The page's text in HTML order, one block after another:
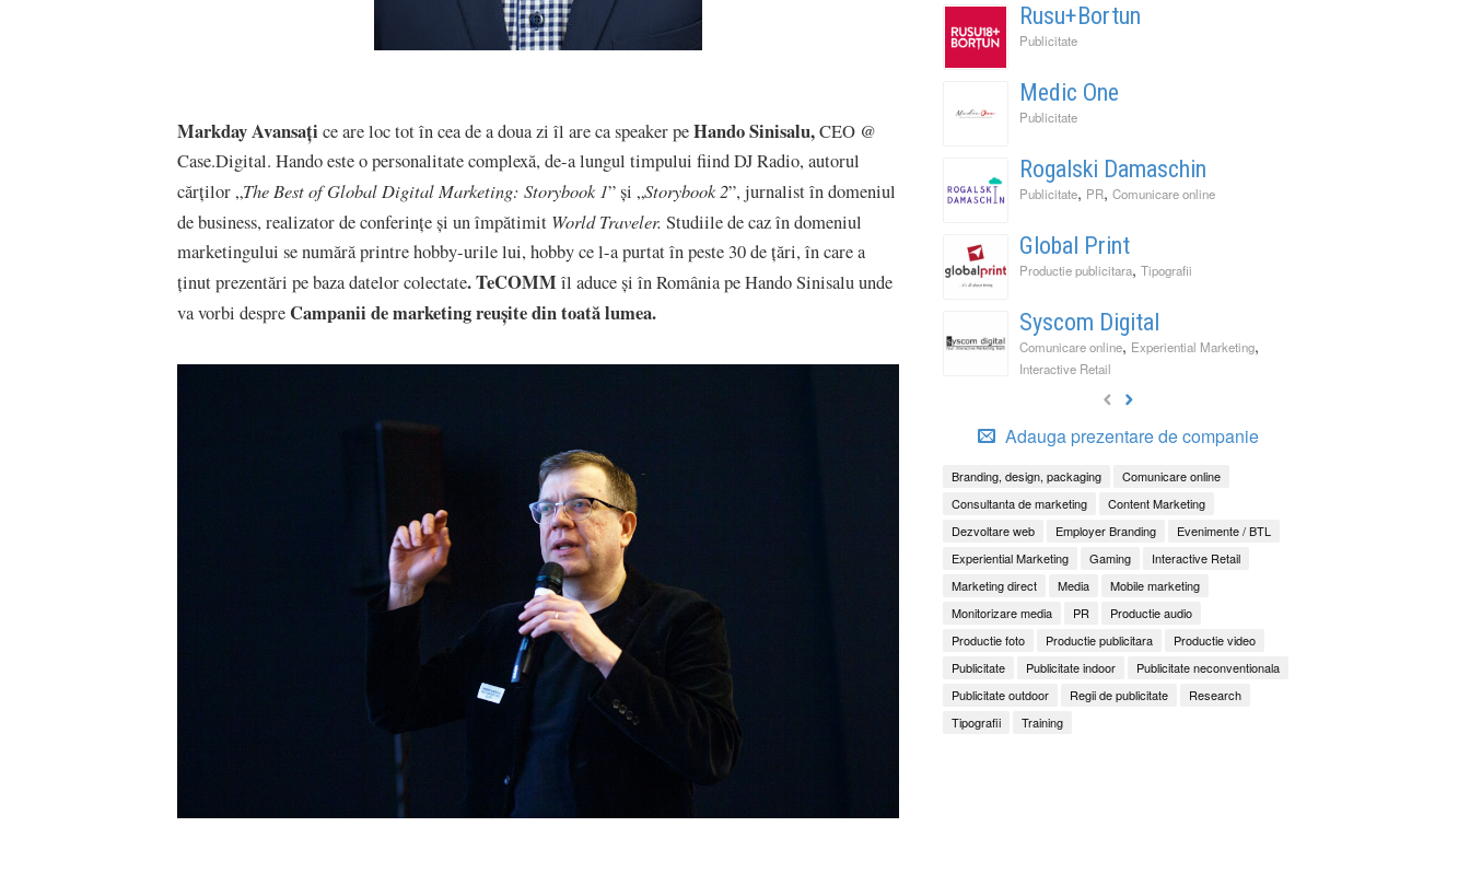
Markday Avansați ce are loc tot în cea de a doua zi îl are ca speaker peHando Sinisalu,CEO @
Case.Digital. Hando este o personalitate complexă, de-a lungul timpului fiind DJ Radio, autorul
cărților „The Best of Global Digital Marketing: Storybook 1” și „Storybook 2”, jurnalist în domeniul
de business, realizator de conferințe și un împătimit World Traveler. Studiile de caz în domeniul
marketingului se numără printre hobby-urile lui, hobby ce l-a purtat în peste 30 de țări, în care a
ținut prezentări pe baza datelor colectate. TeCOMM îl aduce și în România pe Hando Sinisalu unde
va vorbi despreCampanii de marketing reușite din toată lumea.
Rusu+Bortun
Publicitate
Medic One
Publicitate
Rogalski Damaschin
Publicitate, PR, Comunicare online
Global Print
Productie publicitara, Tipografii
Syscom Digital
Comunicare online, Experiential Marketing,
Interactive Retail
Adauga prezentare de companie
Branding, design, packaging
Comunicare online
Consultanta de marketing
Content Marketing
Dezvoltare web
Employer Branding
Evenimente / BTL
Experiential Marketing
Gaming
Interactive Retail
Marketing direct
Media
Mobile marketing
Monitorizare media
PR
Productie audio
Productie foto
Productie publicitara
Productie video
Publicitate
Publicitate indoor
Publicitate neconventionala
Publicitate outdoor
Regii de publicitate
Research
Tipografii
Training